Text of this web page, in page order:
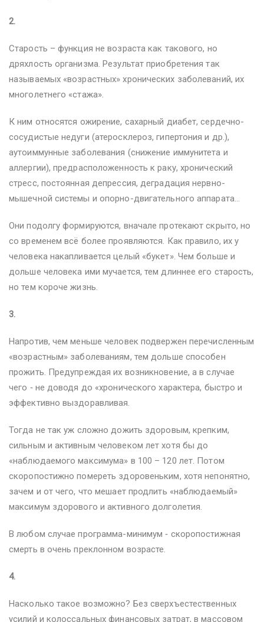
2.
Старость – функция не возраста как такового, но
дряхлость организма. Результат приобретения так
называемых «возрастных» хронических заболеваний, их
многолетнего «стажа».
К ним относятся ожирение, сахарный диабет, сердечно-
сосудистые недуги (атеросклероз, гипертония и др.),
аутоиммунные заболевания (снижение иммунитета и
аллергии), предрасположенность к раку, хронический
стресс, постоянная депрессия, деградация нервно-
мышечной системы и опорно-двигательного аппарата…
Они подолгу формируются, вначале протекают скрыто, но
со временем всё более проявляются. Как правило, их у
человека накапливается целый «букет». Чем больше и
дольше человека ими мучается, тем длиннее его старость,
но тем короче жизнь.
3.
Напротив, чем меньше человек подвержен перечисленным
«возрастным» заболеваниям, тем дольше способен
прожить. Предупреждая их возникновение, а в случае
чего ‑ не доводя до «хронического характера, быстро и
эффективно выздоравливая.
Тогда не так уж сложно дожить здоровым, крепким,
сильным и активным человеком лет хотя бы до
«наблюдаемого максимума» в 100 – 120 лет. Потом
скоропостижно помереть здоровеньким, хотя непонятно,
зачем и от чего, что мешает продлить «наблюдаемый»
максимум здорового и активного долголетия.
В любом случае программа-минимум ‑ скоропостижная
смерть в очень преклонном возрасте.
4.
Насколько такое возможно? Без сверхъестественных
усилий и колоссальных финансовых затрат, в массовом